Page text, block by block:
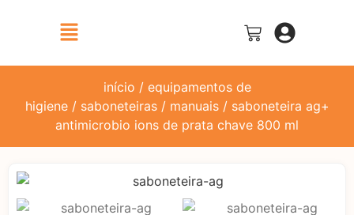
início / equipamentos de
higiene/ saboneteiras/ manuais/ saboneteira ag+
antimicrobio ions de prata chave 800 ml